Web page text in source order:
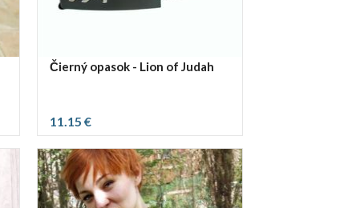
Čierný opasok - Lion of Judah
11.15 €